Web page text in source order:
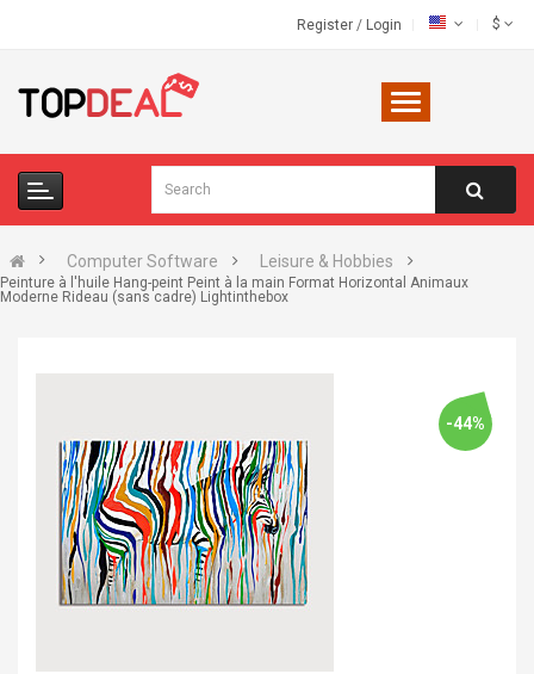
Register / Login $
Computer Software Leisure & Hobbies
Peinture à l'huile Hang-peint Peint à la main Format Horizontal Animaux
Moderne Rideau (sans cadre) Lightinthebox
-44%